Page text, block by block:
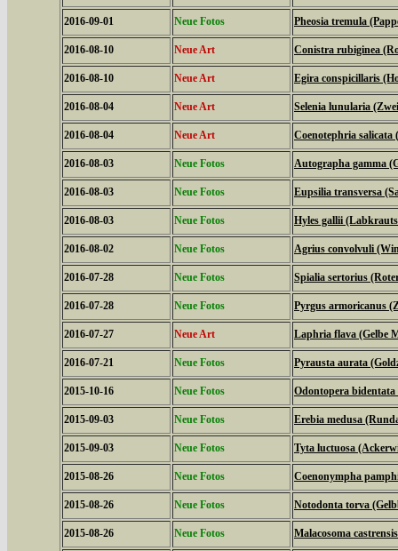
2016-09-01 Neue Fotos Pheosia tremula
2016-08-10 Neue Art Conistra rubiginea
2016-08-10 Neue Art Egira conspicillaris
2016-08-04 Neue Art Selenia lunularia
2016-08-04 Neue Art Coenotephria salicata
2016-08-03 Neue Fotos Autographa gamma
2016-08-03 Neue Fotos Eupsilia transversa
2016-08-03 Neue Fotos Hyles gallii
2016-08-02 Neue Fotos Agrius convolvuli
2016-07-28 Neue Fotos Spialia sertorius
2016-07-28 Neue Fotos Pyrgus armoricanus
2016-07-27 Neue Art Laphria flava (Gelbe
2016-07-21 Neue Fotos Pyrausta aurata
2015-10-16 Neue Fotos Odontopera
2015-09-03 Neue Fotos Erebia medusa
2015-09-03 Neue Fotos Tyta luctuosa
2015-08-26 Neue Fotos Coenonympha
2015-08-26 Neue Fotos Notodonta torva
2015-08-26 Neue Fotos Malacosoma